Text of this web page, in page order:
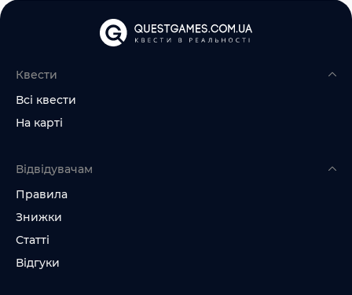
Квести
Всі квести
На карті
Відвідувачам
Правила
Знижки
Статті
Відгуки